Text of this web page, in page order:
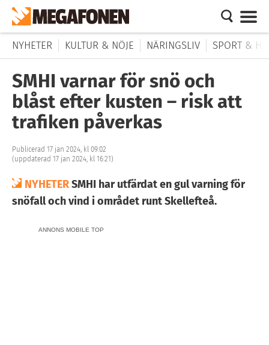
NYHETER KULTUR & NÖJE NÄRINGSLIV SPORT &
SMHI varnar för snö och
blåst efter kusten – risk att
trafiken påverkas
Publicerad 17 jan 2024, kl 09:02
(uppdaterad 17 jan 2024, kl 16:21)
NYHETERSMHI har utfärdat en gul varning för
snöfall och vind i området runt Skellefteå.
ANNONS MOBILE TOP